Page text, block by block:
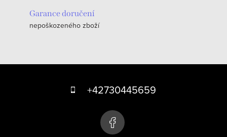
Garance doručení
nepoškozeného zboží
+42730445659